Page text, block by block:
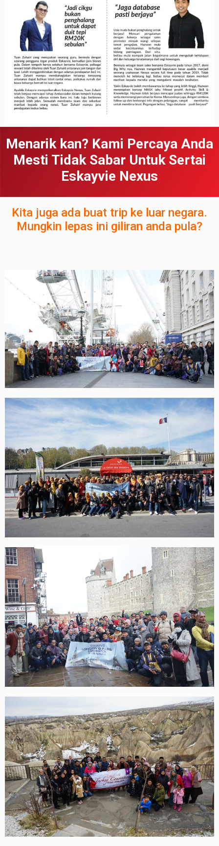
Menarik kan? Kami Percaya Anda
Mesti Tidak Sabar Untuk Sertai
Eskayvie Nexus
Kita juga ada buat trip ke luar negara.
Mungkin lepas ini giliran anda pula?